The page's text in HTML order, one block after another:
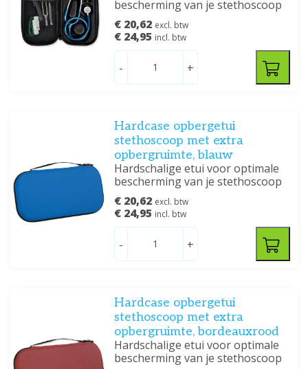
bescherming van je stethoscoop
€ 20,62 excl. btw
€ 24,95 incl. btw
- +
Hardcase opbergetui
stethoscoop met extra
opbergruimte, blauw
Hardschalige etui voor optimale
bescherming van je stethoscoop
€ 20,62 excl. btw
€ 24,95 incl. btw
- +
Hardcase opbergetui
stethoscoop met extra
opbergruimte, bordeauxrood
Hardschalige etui voor optimale
bescherming van je stethoscoop